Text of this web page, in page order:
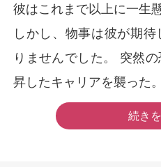
彼はこれまで以上に一生
しかし、物事は彼が期
りませんでした。 突然
昇したキャリアを襲った。
続き